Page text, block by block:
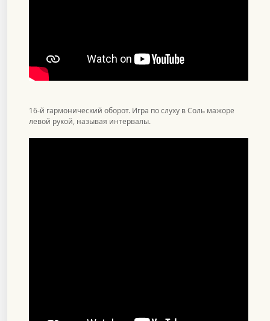
16-й гармонический оборот. Игра по слуху в Соль мажоре
левой рукой, называя интервалы.